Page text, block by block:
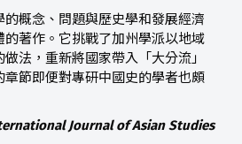
概念、問題與歷史學和發展經濟
著作。它挑戰了加州學派以地域
法，重新將國家帶入「大分流」
章節即便對專研中國史的學者也頗
Journal of Asian Studies